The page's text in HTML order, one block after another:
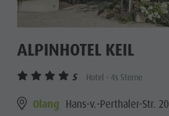
ALPINHOTEL KEIL
S Hotel - 4s Sterne
Olang Hans-v.-Perthaler-Str. 20